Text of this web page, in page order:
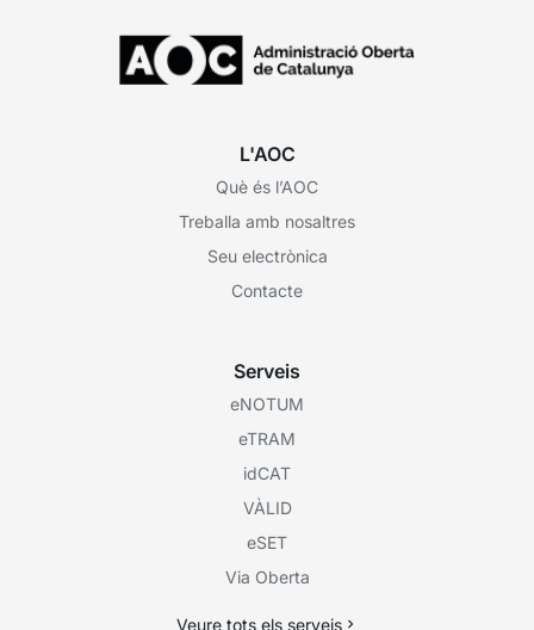
L'AOC
Què és l’AOC
Treballa amb nosaltres
Seu electrònica
Contacte
Serveis
eNOTUM
eTRAM
idCAT
VÀLID
eSET
Via Oberta
Veure tots els serveis